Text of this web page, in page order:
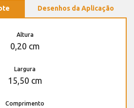
Desenhos da Aplicação
Altura
0,20 cm
Largura
15,50 cm
Comprimento